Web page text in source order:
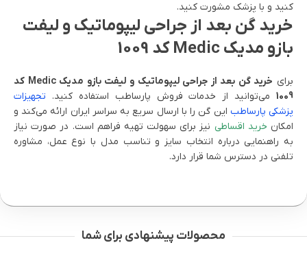
کنید و با پزشک مشورت کنید.
خرید گن بعد از جراحی لیپوماتیک و لیفت
بازو مدیک Medic کد 1009
برای
خرید گن بعد از جراحی لیپوماتیک و لیفت بازو مدیک Medic کد
1009 می‌توانید از خدمات فروش پارساطب استفاده کنید. تجهیزات
پزشکی پارساطب این گن را با ارسال سریع به سراسر ایران ارائه می‌کند و
امکان خرید اقساطی نیز برای سهولت تهیه فراهم است. در صورت نیاز
به راهنمایی درباره انتخاب سایز و تناسب مدل با نوع عمل، مشاوره
تلفنی در دسترس شما قرار دارد.
محصولات پیشنهادی برای شما